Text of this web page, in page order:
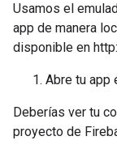
Usamos el
app de manera
disponible en
Abre tu app
Deberías ver tu
proyecto de